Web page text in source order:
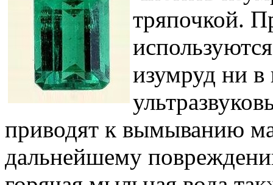
тряпочкой.
изумруд ни в
приводят к вымыванию
дальнейшему